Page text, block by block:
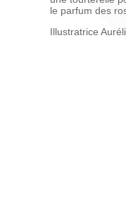
le parfum des
Illustratrice